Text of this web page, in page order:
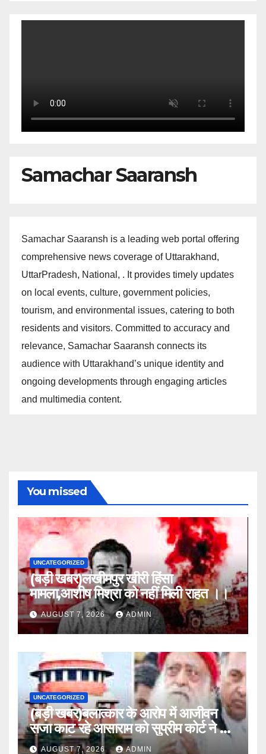
Samachar Saaransh
Samachar Saaransh is a leading web portal offering
comprehensive news coverage of Uttarakhand,
UttarPradesh, National, . It provides timely updates
on local events, culture, government policies,
tourism, and environmental issues, catering to both
residents and visitors. Committed to accuracy and
relevance, Samachar Saaransh connects its
audience with Uttarakhand’s unique identity and
ongoing developments through engaging articles
and multimedia content.
You missed
UNCATEGORIZED
(बड़ी खबर)लखीमपुर खीरी हिंसा
मामला,आशीष मिश्रा को नहीं मिली राहत ।।
AUGUST 7, 2026 ADMIN
UNCATEGORIZED
(बड़ी खबर)बलात्कार के आरोप में आजीवन
सजा काट रहे आसाराम को सुप्रीम कोर्ट ने यह
दी अनुमति।।
AUGUST 7, 2026 ADMIN